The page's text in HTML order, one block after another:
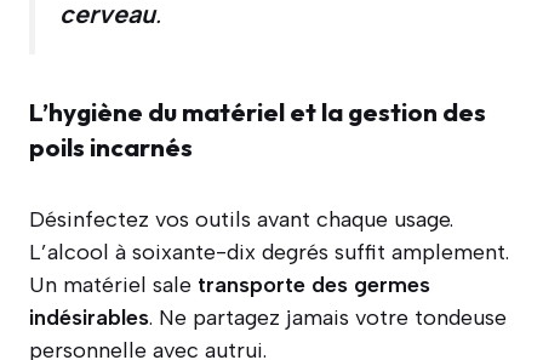
cerveau.
L’hygiène du matériel et la gestion des
poils incarnés
Désinfectez vos outils avant chaque usage.
L’alcool à soixante-dix degrés suffit amplement.
Un matériel sale transporte des germes
indésirables. Ne partagez jamais votre tondeuse
personnelle avec autrui.